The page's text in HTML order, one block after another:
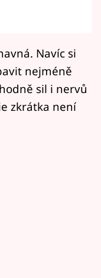
Navíc si
nejméně
sil i nervů
zkrátka není